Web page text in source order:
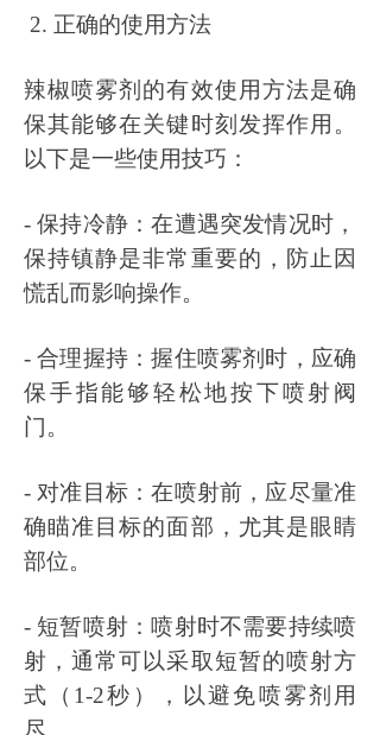
2. 正确的使用方法
辣椒喷雾剂的有效使用方法是确
保其能够在关键时刻发挥作用。
以下是一些使用技巧：
- 保持冷静：在遭遇突发情况时，
保持镇静是非常重要的，防止因
慌乱而影响操作。
- 合理握持：握住喷雾剂时，应确
保手指能够轻松地按下喷射阀
门。
- 对准目标：在喷射前，应尽量准
确瞄准目标的面部，尤其是眼睛
部位。
- 短暂喷射：喷射时不需要持续喷
射，通常可以采取短暂的喷射方
式（1-2秒），以避免喷雾剂用